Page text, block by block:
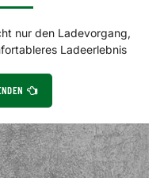
nur den Ladevorgang,
Ladeerlebnis